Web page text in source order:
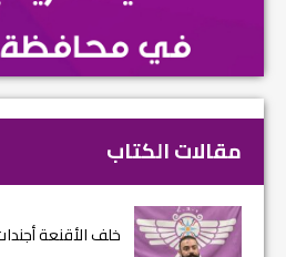
مقالات الكتاب
خلف الأقنعة